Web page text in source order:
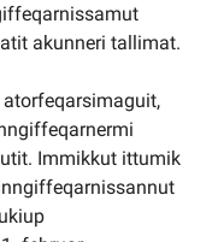
akunneri tallimat.
Immikkut ittumik